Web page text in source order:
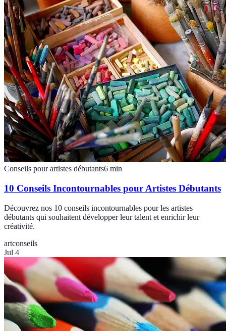
Conseils pour artistes débutants6 min
10 Conseils Incontournables pour Artistes Débutants
Découvrez nos 10 conseils incontournables pour les artistes
débutants qui souhaitent développer leur talent et enrichir leur
créativité.
artconseils
Jul 4